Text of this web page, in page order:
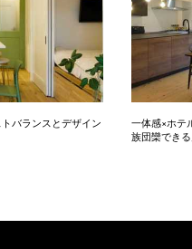
バランスとデザイン
一体感×ホテ
族団欒でき